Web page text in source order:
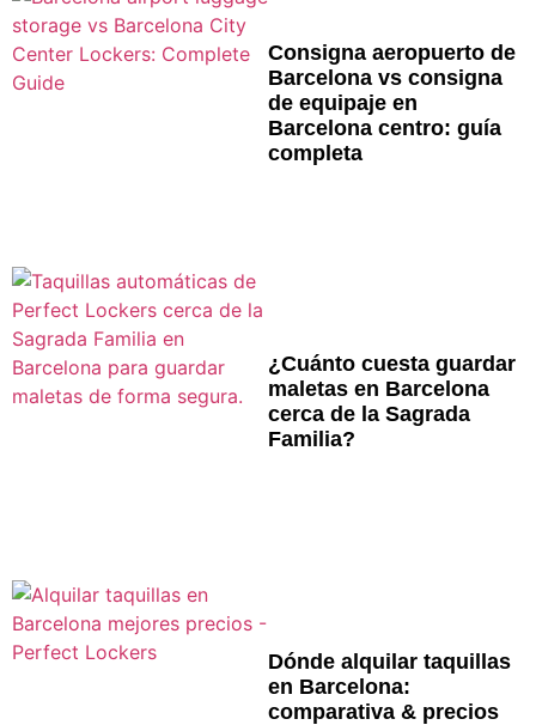
Consigna aeropuerto de
Barcelona vs consigna
de equipaje en
Barcelona centro: guía
completa
¿Cuánto cuesta guardar
maletas en Barcelona
cerca de la Sagrada
Familia?
Dónde alquilar taquillas
en Barcelona:
comparativa & precios